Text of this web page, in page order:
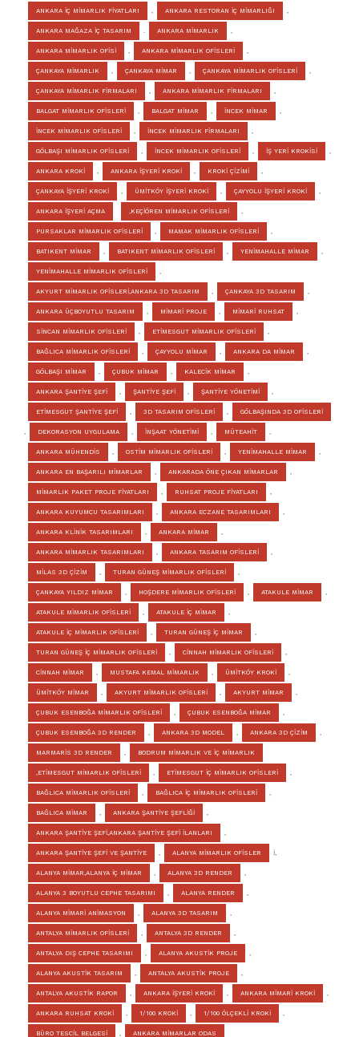
ANKARA İÇ MİMARLIK FİYATLARI , ANKARA RESTORAN İÇ MİMARLIĞI ,
ANKARA MAĞAZA İÇ TASARIM . ANKARA MİMARLIK ,
ANKARA MİMARLIK OFİSİ , ANKARA MİMARLIK OFİSLERİ ,
ÇANKAYA MİMARLIK , ÇANKAYA MİMAR , ÇANKAYA MİMARLIK OFİSLERİ ,
ÇANKAYA MİMARLIK FİRMALARI , ANKARA MİMARLIK FİRMALARI ,
BALGAT MİMARLIK OFİSLERİ , BALGAT MİMAR , İNCEK MİMAR ,
İNCEK MİMARLIK OFİSLERİ , İNCEK MİMARLIK FİRMALARI ,
GÖLBAŞI MİMARLIK OFİSLERİ , İNCEK MİMARLIK OFİSLERİ , İŞ YERİ KROKİSİ ,
ANKARA KROKİ , ANKARA İŞYERİ KROKİ , KROKİ ÇİZİMİ ,
ÇANKAYA İŞYERİ KROKİ , ÜMİTKÖY İŞYERİ KROKİ , ÇAYYOLU İŞYERİ KROKİ ,
ANKARA İŞYERİ AÇMA ,KEÇİÖREN MİMARLIK OFİSLERİ ,
PURSAKLAR MİMARLIK OFİSLERİ , MAMAK MİMARLIK OFİSLERİ ,
BATIKENT MİMAR , BATIKENT MİMARLIK OFİSLERİ , YENİMAHALLE MİMAR ,
YENİMAHALLE MİMARLIK OFİSLERİ ,
AKYURT MİMARLIK OFİSLERİ,ANKARA 3D TASARIM , ÇANKAYA 3D TASARIM ,
ANKARA ÜÇBOYUTLU TASARIM , MİMARİ PROJE , MİMARİ RUHSAT ,
SİNCAN MİMARLIK OFİSLERİ , ETİMESGUT MİMARLIK OFİSLERİ ,
BAĞLICA MİMARLIK OFİSLERİ , ÇAYYOLU MİMAR , ANKARA DA MİMAR ,
GÖLBAŞI MİMAR , ÇUBUK MİMAR , KALECİK MİMAR ,
ANKARA ŞANTİYE ŞEFİ , ŞANTİYE ŞEFİ , ŞANTİYE YÖNETİMİ ,
ETİMESGUT ŞANTİYE ŞEFİ , 3D TASARIM OFİSLERİ , GÖLBAŞINDA 3D OFİSLERİ
, DEKORASYON UYGULAMA , İNŞAAT YÖNETİMİ , MÜTEAHİT ,
ANKARA MÜHENDİS , OSTİM MİMARLIK OFİSLERİ , YENİMAHALLE MİMAR ,
ANKARA EN BAŞARILI MİMARLAR , ANKARADA ÖNE ÇIKAN MİMARLAR ,
MİMARLIK PAKET PROJE FİYATLARI , RUHSAT PROJE FİYATLARI ,
ANKARA KUYUMCU TASARIMLARI , ANKARA ECZANE TASARIMLARI ,
ANKARA KLİNİK TASARIMLARI , ANKARA MİMAR ,
ANKARA MİMARLIK TASARIMLARI , ANKARA TASARIM OFİSLERİ ,
MİLAS 3D ÇİZİM , TURAN GÜNEŞ MİMARLIK OFİSLERİ ,
ÇANKAYA YILDIZ MİMAR , HOŞDERE MİMARLIK OFİSLERİ , ATAKULE MİMAR ,
ATAKULE MİMARLIK OFİSLERİ , ATAKULE İÇ MİMAR ,
ATAKULE İÇ MİMARLIK OFİSLERİ , TURAN GÜNEŞ İÇ MİMAR ,
TURAN GÜNEŞ İÇ MİMARLIK OFİSLERİ , CİNNAH MİMARLIK OFİSLERİ ,
CİNNAH MİMAR , MUSTAFA KEMAL MİMARLIK , ÜMİTKÖY KROKİ ,
ÜMİTKÖY MİMAR , AKYURT MİMARLIK OFİSLERİ , AKYURT MİMAR ,
ÇUBUK ESENBOĞA MİMARLIK OFİSLERİ , ÇUBUK ESENBOĞA MİMAR ,
ÇUBUK ESENBOĞA 3D RENDER , ANKARA 3D MODEL , ANKARA 3D ÇİZİM ,
MARMARİS 3D RENDER , BODRUM MİMARLIK VE İÇ MİMARLIK
,ETİMESGUT MİMARLIK OFİSLERİ , ETİMESGUT İÇ MİMARLIK OFİSLERİ ,
BAĞLICA MİMARLIK OFİSLERİ , BAĞLICA İÇ MİMARLIK OFİSLERİ ,
BAĞLICA MİMAR , ANKARA ŞANTİYE ŞEFLİĞİ ,
ANKARA ŞANTİYE ŞEFİ,ANKARA ŞANTİYE ŞEFİ İLANLARI ,
ANKARA ŞANTİYE ŞEFİ VE ŞANTİYE , ALANYA MİMARLIK OFİSLER İ,
ALANYA MİMAR,ALANYA İÇ MİMAR , ALANYA 3D RENDER ,
ALANYA 3 BOYUTLU CEPHE TASARIMI , ALANYA RENDER ,
ALANYA MİMARİ ANİMASYON , ALANYA 3D TASARIM ,
ANTALYA MİMARLIK OFİSLERİ , ANTALYA 3D RENDER ,
ANTALYA DIŞ CEPHE TASARIMI , ALANYA AKUSTİK PROJE ,
ALANYA AKUSTİK TASARIM , ANTALYA AKUSTİK PROJE ,
ANTALYA AKUSTİK RAPOR , ANKARA İŞYERİ KROKİ , ANKARA MİMARİ KROKİ ,
ANKARA RUHSAT KROKİ , 1/100 KROKİ , 1/100 ÖLÇEKLİ KROKİ ,
BÜRO TESCİL BELGESİ , ANKARA MİMARLAR ODAS